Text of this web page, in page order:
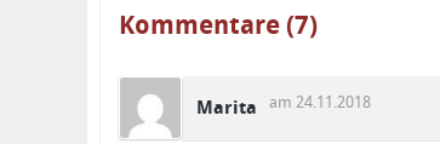
Kommentare (7)
Marita am 24.11.2018